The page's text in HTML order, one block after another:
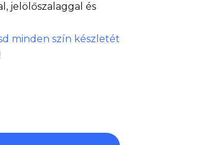
jelölőszalaggal és
minden szín készletét